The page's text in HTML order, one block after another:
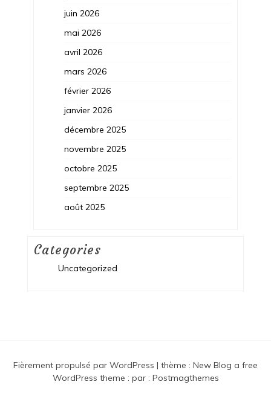
juin 2026
mai 2026
avril 2026
mars 2026
février 2026
janvier 2026
décembre 2025
novembre 2025
octobre 2025
septembre 2025
août 2025
Categories
Uncategorized
Fièrement propulsé par WordPress | thème : New Blog a free
WordPress theme : par : Postmagthemes